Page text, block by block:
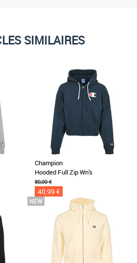
SIMILAIRES
Champion
Hooded Full Zip Wn's
80,00 €
40,99 €